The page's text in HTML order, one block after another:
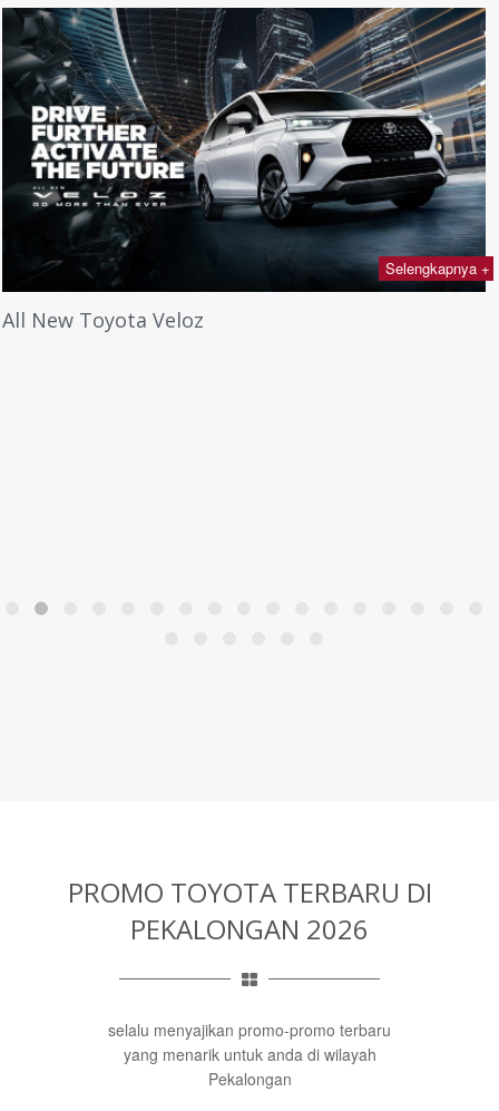
Selengkapnya +
All New Toyota Veloz
PROMO TOYOTA TERBARU DI
PEKALONGAN 2026
selalu menyajikan promo-promo terbaru
yang menarik untuk anda di wilayah
Pekalongan